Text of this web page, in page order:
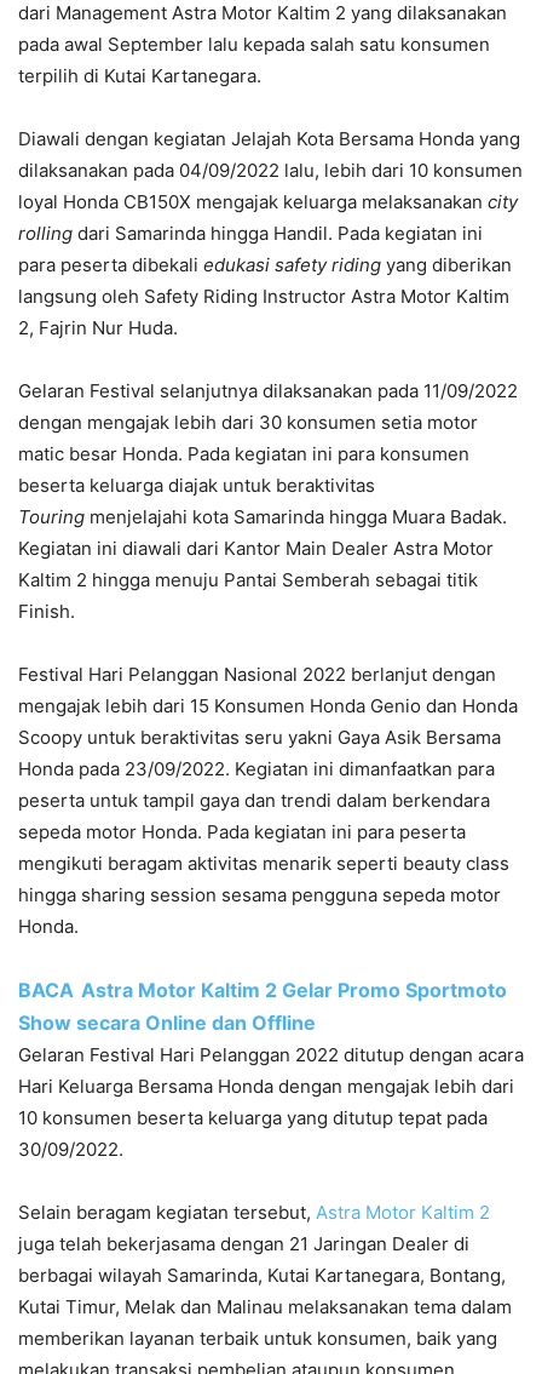
dari Management Astra Motor Kaltim 2 yang dilaksanakan
pada awal September lalu kepada salah satu konsumen
terpilih di Kutai Kartanegara.
Diawali dengan kegiatan Jelajah Kota Bersama Honda yang
dilaksanakan pada 04/09/2022 lalu, lebih dari 10 konsumen
loyal Honda CB150X mengajak keluarga melaksanakan city
rolling dari Samarinda hingga Handil. Pada kegiatan ini
para peserta dibekali edukasi safetyriding yang diberikan
langsung oleh Safety Riding Instructor Astra Motor Kaltim
2, Fajrin Nur Huda.
Gelaran Festival selanjutnya dilaksanakan pada 11/09/2022
dengan mengajak lebih dari 30 konsumen setia motor
matic besar Honda. Pada kegiatan ini para konsumen
beserta keluarga diajak untuk beraktivitas
Touring menjelajahi kota Samarinda hingga Muara Badak.
Kegiatan ini diawali dari Kantor Main Dealer Astra Motor
Kaltim 2 hingga menuju Pantai Semberah sebagai titik
Finish.
Festival Hari Pelanggan Nasional 2022 berlanjut dengan
mengajak lebih dari 15 Konsumen Honda Genio dan Honda
Scoopy untuk beraktivitas seru yakni Gaya Asik Bersama
Honda pada 23/09/2022. Kegiatan ini dimanfaatkan para
peserta untuk tampil gaya dan trendi dalam berkendara
sepeda motor Honda. Pada kegiatan ini para peserta
mengikuti beragam aktivitas menarik seperti beauty class
hingga sharing session sesama pengguna sepeda motor
Honda.
BACA Astra Motor Kaltim 2 Gelar Promo Sportmoto
Show secara Online dan Offline
Gelaran Festival Hari Pelanggan 2022 ditutup dengan acara
Hari Keluarga Bersama Honda dengan mengajak lebih dari
10 konsumen beserta keluarga yang ditutup tepat pada
30/09/2022.
Selain beragam kegiatan tersebut, Astra Motor Kaltim 2
juga telah bekerjasama dengan 21 Jaringan Dealer di
berbagai wilayah Samarinda, Kutai Kartanegara, Bontang,
Kutai Timur, Melak dan Malinau melaksanakan tema dalam
memberikan layanan terbaik untuk konsumen, baik yang